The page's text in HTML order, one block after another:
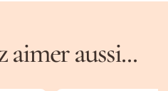
aussi...